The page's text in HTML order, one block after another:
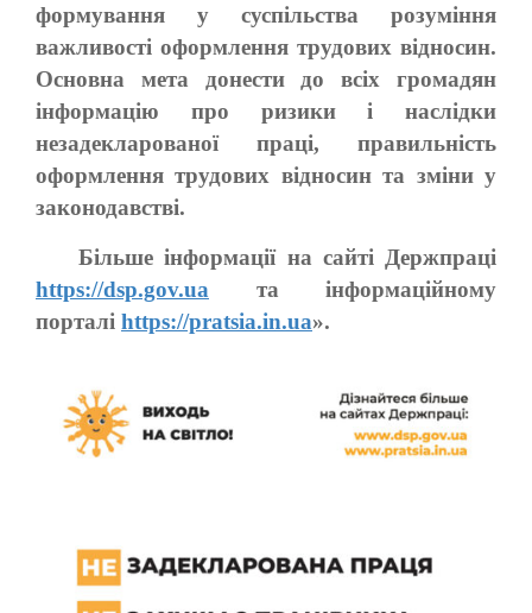
формування у суспільства розуміння
важливості оформлення трудових відносин.
Основна мета донести до всіх громадян
інформацію про ризики і наслідки
незадекларованої праці, правильність
оформлення трудових відносин та зміни у
законодавстві.
Більше інформації на сайті Держпраці
https://dsp.gov.ua та інформаційному
порталі https://pratsia.in.ua».